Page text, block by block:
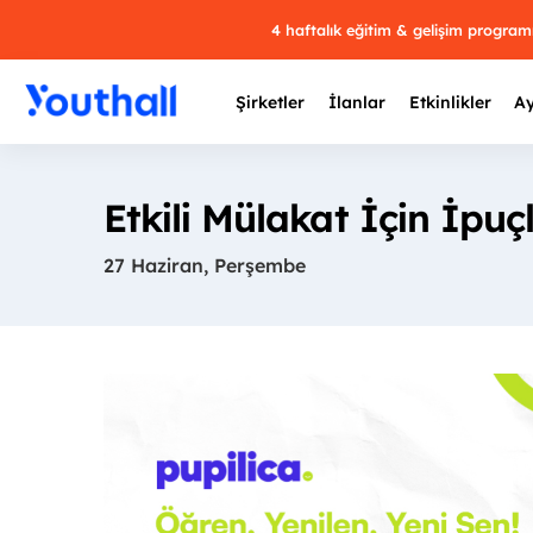
4 haftalık eğitim & gelişim
Şirketler İlanlar Etkinlikler
Etkili Mülakat İçin
27 Haziran, Perşembe